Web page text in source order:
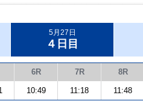
5月27日
４日目
6R 7R 8R
10:49 11:18 11:48